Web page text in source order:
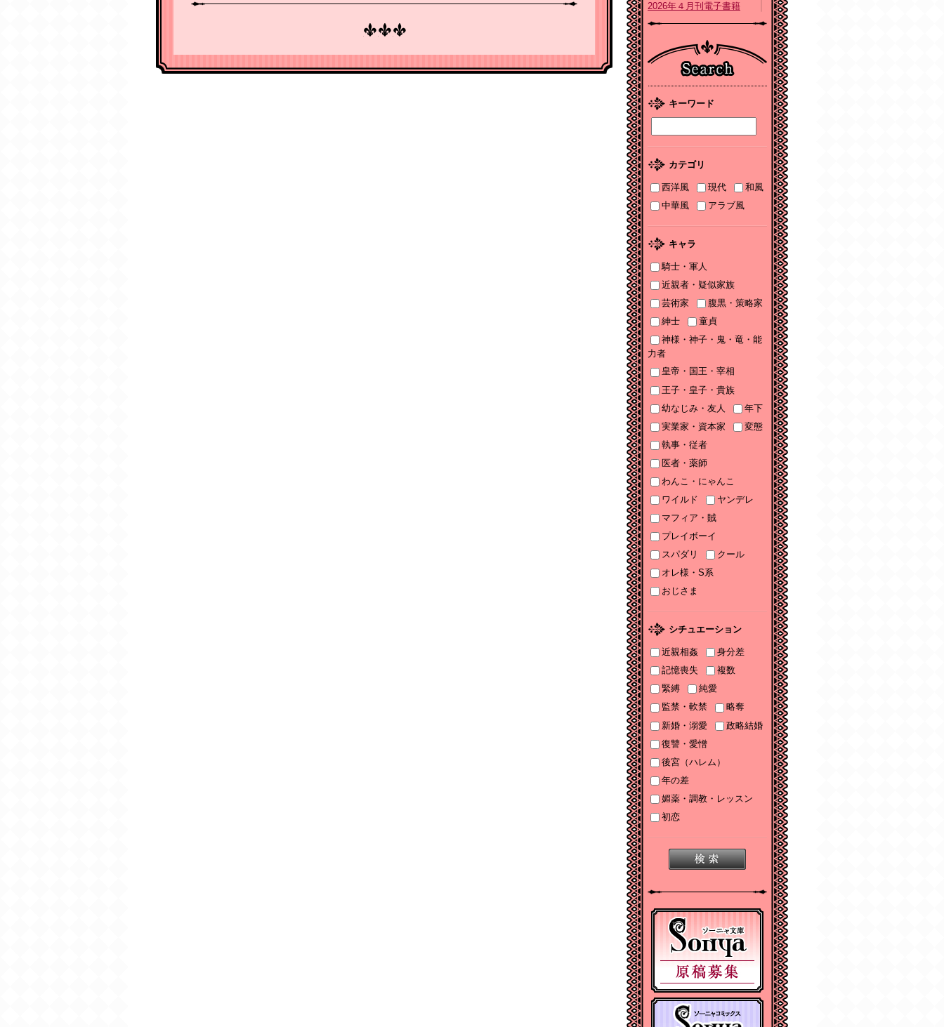
2026年４月刊電子書籍
配信のお知らせ
2026/02/05
2026年２月刊電子書籍
配信のお知らせ
2026/01/08
2025年12月刊電子書籍
配信のお知らせ
2025/12/04
りかけましたがヤンデ
レ実業家の愛され妻に
なりました』お詫びと
2025/11/21
書泉2025年TLフェア
Sonyaコミックス参加
サイン色紙ちらっと見
せ♡
2025/11/08
書泉2025年TLフェア
ソーニャ文庫・Sonya
コミックス参加♡
2025/11/06
2025年11月刊電子書籍
配信のお知らせ
2025/10/06
2025年10月刊電子書籍
配信のお知らせ
2025/09/03
2025年９月刊電子書籍
配信のお知らせ
2025/08/05
2025年８月刊電子書籍
2025/07/03
配信のお知らせ
2025/06/19
配信のお知らせ
2025/05/07
2025年５月刊電子書籍
配信のお知らせ
配信のお知らせ
2025年３月刊電子書籍
配信のお知らせ
2024/12/06
【Sonyaコミックス
電子書店配信開始】悪
人の恋１、みそっかす
王女の結婚事情１
2024/12/04
キーワード
カテゴリ
西洋風 現代
和風
中華風
アラブ風
キャラ
騎士・軍人
近親者・疑似家族
芸術家
腹黒・策略家
紳士
童貞
神様・神子・鬼・竜・能
力者
皇帝・国王・宰相
王子・皇子・貴族
幼なじみ・友人
年下
実業家・資本家
変態
執事・従者
医者・薬師
わんこ・にゃんこ
ワイルド
ヤンデレ
マフィア・賊
プレイボーイ
スパダリ
クール
オレ様・S系
おじさま
シチュエーション
近親相姦
身分差
記憶喪失
複数
緊縛
純愛
監禁・軟禁
略奪
新婚・溺愛
政略結婚
復讐・愛憎
後宮（ハレム）
年の差
媚薬・調教・レッスン
初恋